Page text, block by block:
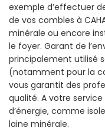
exemple d’effectuer
de vos combles à
minérale ou encore
le foyer. Garant de
principalement utilisé
(notamment pour la
vous garantit des
qualité. A votre
d’énergie, comme
laine minérale.